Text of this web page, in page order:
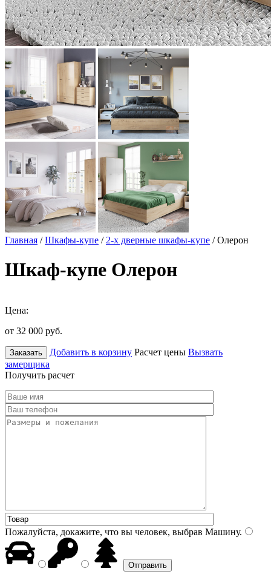
Главная /Шкафы-купе / 2-х дверные шкафы-купе / Олерон
Шкаф-купе Олерон
Цена:
от 32 000 руб.
Заказать Добавить в корзину Расчет цены Вызвать
замерщика
Получить расчет
Пожалуйста, докажите, что вы человек, выбрав Машину.